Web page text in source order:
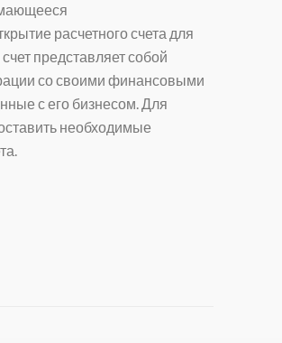
расчетного счета для
представляет собой
со своими финансовыми
с его бизнесом. Для
необходимые